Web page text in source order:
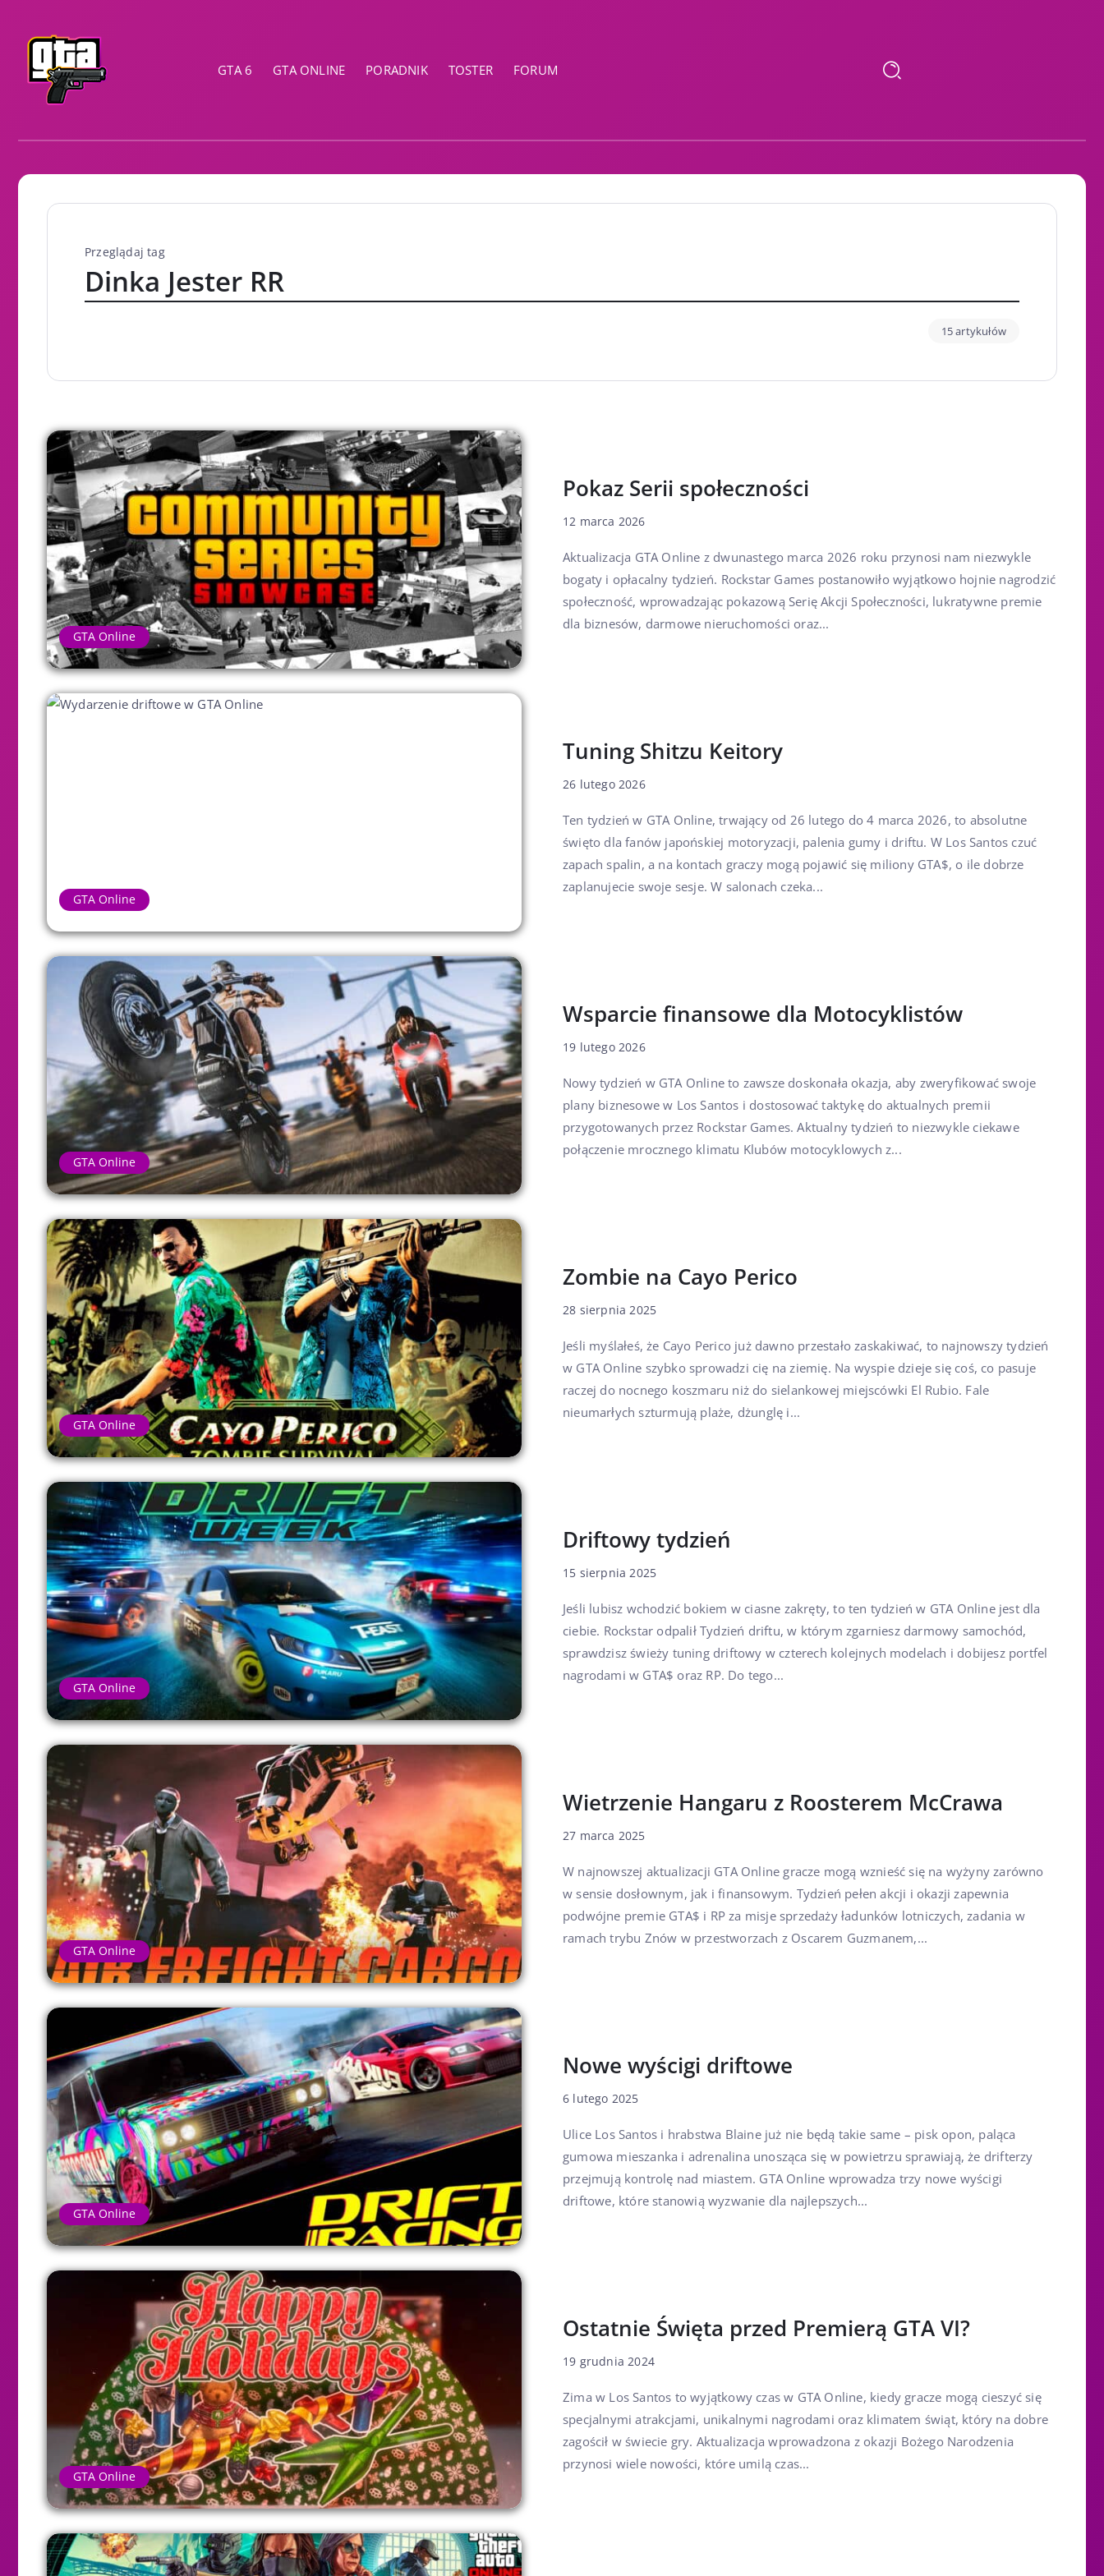
GTA 6 GTA ONLINE PORADNIK TOSTER FORUM
Przeglądaj tag
Dinka Jester RR
15 artykułów
GTA Online
Pokaz Serii społeczności
12 marca 2026
Aktualizacja GTA Online z dwunastego marca 2026 roku przynosi nam niezwykle
bogaty i opłacalny tydzień. Rockstar Games postanowiło wyjątkowo hojnie nagrodzić
społeczność, wprowadzając pokazową Serię Akcji Społeczności, lukratywne premie
dla biznesów, darmowe nieruchomości oraz...
GTA Online
Tuning Shitzu Keitory
26 lutego 2026
Ten tydzień w GTA Online, trwający od 26 lutego do 4 marca 2026, to absolutne
święto dla fanów japońskiej motoryzacji, palenia gumy i driftu. W Los Santos czuć
zapach spalin, a na kontach graczy mogą pojawić się miliony GTA$, o ile dobrze
zaplanujecie swoje sesje. W salonach czeka...
GTA Online
Wsparcie finansowe dla Motocyklistów
19 lutego 2026
Nowy tydzień w GTA Online to zawsze doskonała okazja, aby zweryfikować swoje
plany biznesowe w Los Santos i dostosować taktykę do aktualnych premii
przygotowanych przez Rockstar Games. Aktualny tydzień to niezwykle ciekawe
połączenie mrocznego klimatu Klubów motocyklowych z...
GTA Online
Zombie na Cayo Perico
28 sierpnia 2025
Jeśli myślałeś, że Cayo Perico już dawno przestało zaskakiwać, to najnowszy tydzień
w GTA Online szybko sprowadzi cię na ziemię. Na wyspie dzieje się coś, co pasuje
raczej do nocnego koszmaru niż do sielankowej miejscówki El Rubio. Fale
nieumarłych szturmują plaże, dżunglę i...
GTA Online
Driftowy tydzień
15 sierpnia 2025
Jeśli lubisz wchodzić bokiem w ciasne zakręty, to ten tydzień w GTA Online jest dla
ciebie. Rockstar odpalił Tydzień driftu, w którym zgarniesz darmowy samochód,
sprawdzisz świeży tuning driftowy w czterech kolejnych modelach i dobijesz portfel
nagrodami w GTA$ oraz RP. Do tego...
GTA Online
Wietrzenie Hangaru z Roosterem McCrawa
27 marca 2025
W najnowszej aktualizacji GTA Online gracze mogą wznieść się na wyżyny zarówno
w sensie dosłownym, jak i finansowym. Tydzień pełen akcji i okazji zapewnia
podwójne premie GTA$ i RP za misje sprzedaży ładunków lotniczych, zadania w
ramach trybu Znów w przestworzach z Oscarem Guzmanem,...
GTA Online
Nowe wyścigi driftowe
6 lutego 2025
Ulice Los Santos i hrabstwa Blaine już nie będą takie same – pisk opon, paląca
gumowa mieszanka i adrenalina unosząca się w powietrzu sprawiają, że drifterzy
przejmują kontrolę nad miastem. GTA Online wprowadza trzy nowe wyścigi
driftowe, które stanowią wyzwanie dla najlepszych...
GTA Online
Ostatnie Święta przed Premierą GTA VI?
19 grudnia 2024
Zima w Los Santos to wyjątkowy czas w GTA Online, kiedy gracze mogą cieszyć się
specjalnymi atrakcjami, unikalnymi nagrodami oraz klimatem świąt, który na dobre
zagościł w świecie gry. Aktualizacja wprowadzona z okazji Bożego Narodzenia
przynosi wiele nowości, które umilą czas...